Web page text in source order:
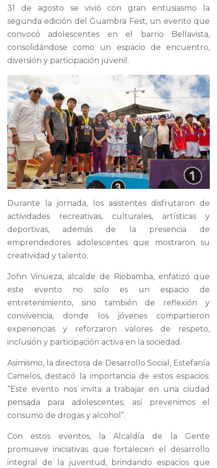
31 de agosto se vivió con gran entusiasmo la
segunda edición del Guambra Fest, un evento que
convocó adolescentes en el barrio Bellavista,
consolidándose como un espacio de encuentro,
diversión y participación juvenil.
Durante la jornada, los asistentes disfrutaron de
actividades recreativas, culturales, artísticas y
deportivas, además de la presencia de
emprendedores adolescentes que mostraron su
creatividad y talento.
John Vinueza, alcalde de Riobamba, enfatizó que
este evento no solo es un espacio de
entretenimiento, sino también de reflexión y
convivencia, donde los jóvenes compartieron
experiencias y reforzaron valores de respeto,
inclusión y participación activa en la sociedad.
Asimismo, la directora de Desarrollo Social, Estefanía
Camelos, destacó la importancia de estos espacios:
“Este evento nos invita a trabajar en una ciudad
pensada para adolescentes; así prevenimos el
consumo de drogas y alcohol”.
Con estos eventos, la Alcaldía de la Gente
promueve iniciativas que fortalecen el desarrollo
integral de la juventud, brindando espacios que